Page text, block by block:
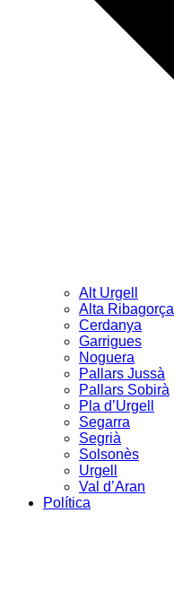
Alt Urgell
Alta Ribagorça
Cerdanya
Garrigues
Noguera
Pallars Jussà
Pallars Sobirà
Pla d’Urgell
Segarra
Segrià
Solsonès
Urgell
Val d’Aran
Política